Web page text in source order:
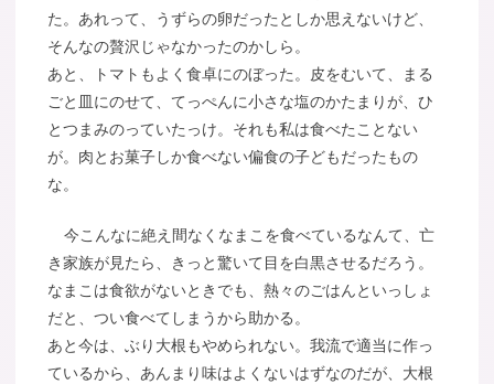
た。あれって、うずらの卵だったとしか思えないけど、
そんなの贅沢じゃなかったのかしら。
あと、トマトもよく食卓にのぼった。皮をむいて、まる
ごと皿にのせて、てっぺんに小さな塩のかたまりが、ひ
とつまみのっていたっけ。それも私は食べたことない
が。肉とお菓子しか食べない偏食の子どもだったもの
な。
今こんなに絶え間なくなまこを食べているなんて、亡
き家族が見たら、きっと驚いて目を白黒させるだろう。
なまこは食欲がないときでも、熱々のごはんといっしょ
だと、つい食べてしまうから助かる。
あと今は、ぶり大根もやめられない。我流で適当に作っ
ているから、あんまり味はよくないはずなのだが、大根